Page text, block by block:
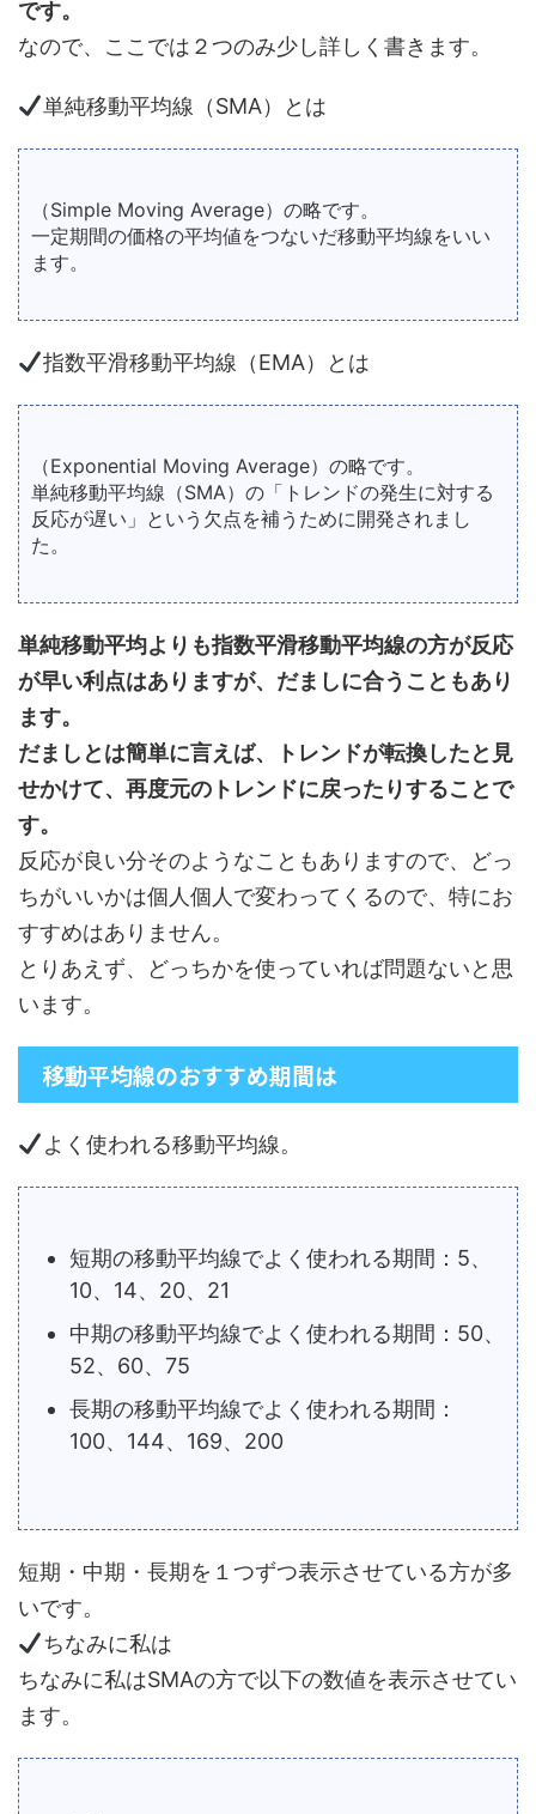
です。
なので、ここでは２つのみ少し詳しく書きます。
単純移動平均線（SMA）とは
（Simple Moving Average）の略です。
一定期間の価格の平均値をつないだ移動平均線をいい
ます。
指数平滑移動平均線（EMA）とは
（Exponential Moving Average）の略です。
単純移動平均線（SMA）の「トレンドの発生に対する
反応が遅い」という欠点を補うために開発されまし
た。
単純移動平均よりも指数平滑移動平均線の方が反応
が早い利点はありますが、だましに合うこともあり
ます。
だましとは簡単に言えば、トレンドが転換したと見
せかけて、再度元のトレンドに戻ったりすることで
す。
反応が良い分そのようなこともありますので、どっ
ちがいいかは個人個人で変わってくるので、特にお
すすめはありません。
とりあえず、どっちかを使っていれば問題ないと思
います。
移動平均線のおすすめ期間は
よく使われる移動平均線。
短期の移動平均線でよく使われる期間：5、
10、14、20、21
中期の移動平均線でよく使われる期間：50、
52、60、75
長期の移動平均線でよく使われる期間：
100、144、169、200
短期・中期・長期を１つずつ表示させている方が多
いです。
ちなみに私は
ちなみに私はSMAの方で以下の数値を表示させてい
ます。